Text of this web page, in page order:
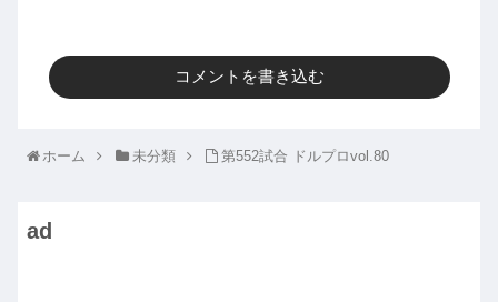
コメントを書き込む
ホーム 未分類 第552試合 ドルプロvol.80
ad